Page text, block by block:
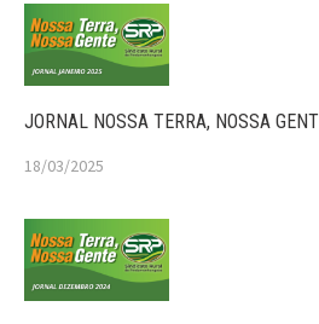
JORNAL NOSSA TERRA, NOSSA
18/03/2025